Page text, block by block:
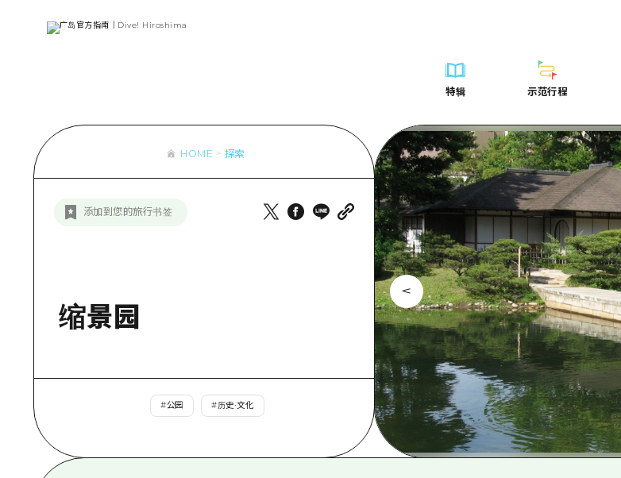
特辑
艺术
活动·庙会
美食·酒水
骑自行车
购物
夜晚生活
世界遗产
学习·体验
标准
历史·文化
治愈
自然
示范行程
列表
Dive!Hiroshima官方向导
广岛随意旅行
广岛市内
安艺
答对了
美北
艺北
宫岛周边
东山口
列表
访问访问
次要流量摘要
设施拥堵
超值的游览门票
行李寄存和运送服务
美食·酒水 世界遗产
历史·文化
自然
Dive!Hiroshima官方向导
广岛随意旅行
艺北
宫岛周边
东山口
美北
艺北
宫岛周边
东山口
爱媛
岛根
超值的游览门票
行李寄存和运送服务
广岛免费无线上网
面向外国游客的街角旅游信息中心
通过视频介绍广岛县的魅力！
HOME 探索
添加到您的旅行书签
缩景园
#公园 #历史·文化